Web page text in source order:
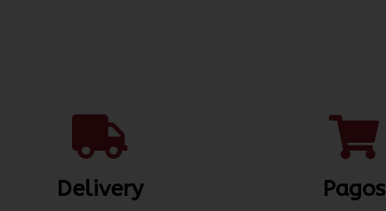
Delivery Pagos